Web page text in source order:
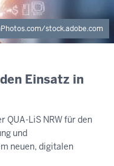
stock.adobe.com
Einsatz in
QUA-LiS NRW für den
und
neuen, digitalen